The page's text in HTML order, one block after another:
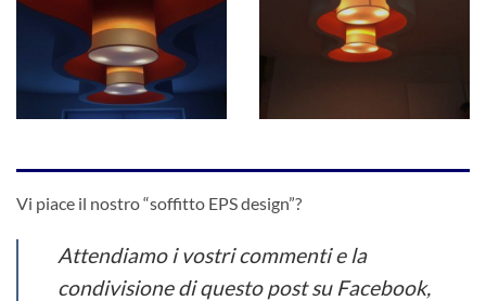
Vi piace il nostro “soffitto EPS design”?
Attendiamo i vostri commenti e la
condivisione di questo post su Facebook,